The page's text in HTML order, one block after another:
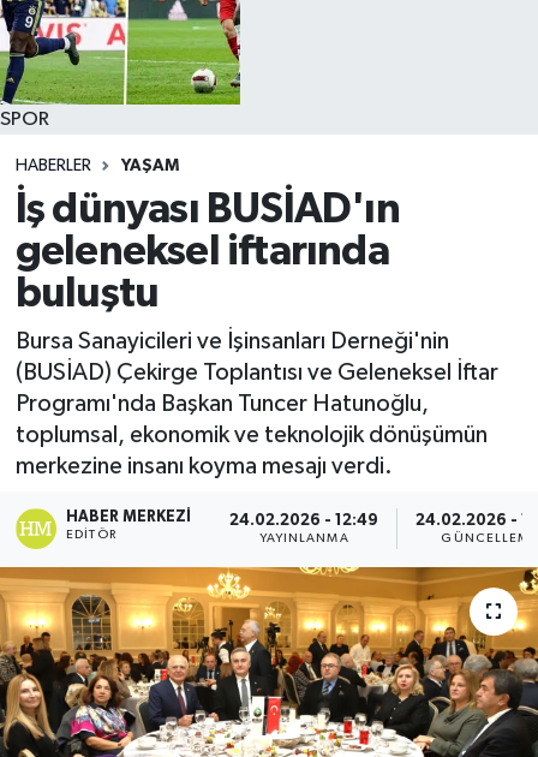
SPOR
HABERLER YAŞAM
İş dünyası BUSİAD'ın
geleneksel iftarında
buluştu
Bursa Sanayicileri ve İşinsanları Derneği'nin
(BUSİAD) Çekirge Toplantısı ve Geleneksel İftar
Programı'nda Başkan Tuncer Hatunoğlu,
toplumsal, ekonomik ve teknolojik dönüşümün
merkezine insanı koyma mesajı verdi.
HABER MERKEZI
EDITÖR
24.02.2026 - 12:49
YAYINLANMA
24.02.2026 -
GÜNCELLEME